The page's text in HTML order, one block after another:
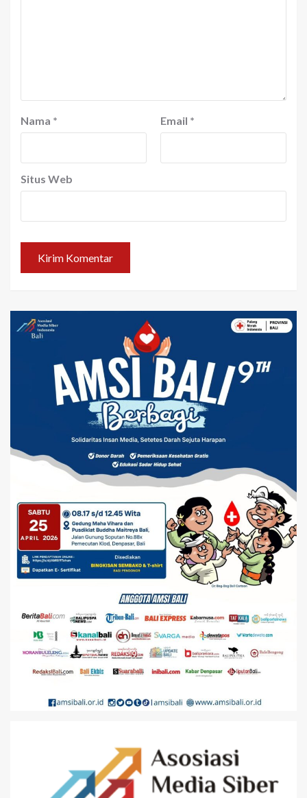
Nama * Email *
Situs Web